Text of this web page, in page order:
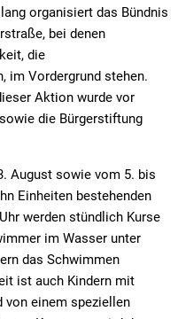
organisiert das Bündnis
bei denen
die
im Vordergrund stehen.
Aktion wurde vor
die Bürgerstiftung
August sowie vom 5. bis
Einheiten bestehenden
werden stündlich Kurse
im Wasser unter
das Schwimmen
ist auch Kindern mit
von einem speziellen